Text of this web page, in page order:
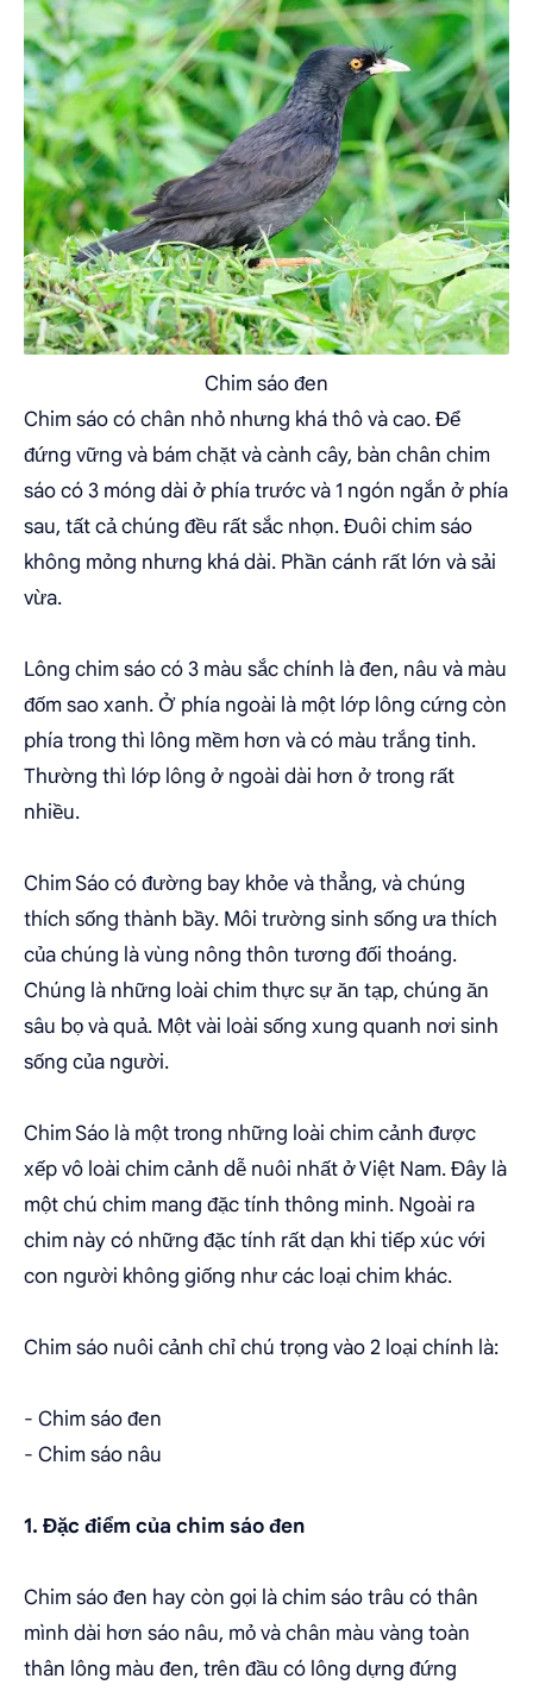
Chim sáo đen
Chim sáo có chân nhỏ nhưng khá thô và cao. Để
đứng vững và bám chặt và cành cây, bàn chân chim
sáo có 3 móng dài ở phía trước và 1 ngón ngắn ở phía
sau, tất cả chúng đều rất sắc nhọn. Đuôi chim sáo
không mỏng nhưng khá dài. Phần cánh rất lớn và sải
vừa.
Lông chim sáo có 3 màu sắc chính là đen, nâu và màu
đốm sao xanh. Ở phía ngoài là một lớp lông cứng còn
phía trong thì lông mềm hơn và có màu trắng tinh.
Thường thì lớp lông ở ngoài dài hơn ở trong rất
nhiều.
Chim Sáo có đường bay khỏe và thẳng, và chúng
thích sống thành bầy. Môi trường sinh sống ưa thích
của chúng là vùng nông thôn tương đối thoáng.
Chúng là những loài chim thực sự ăn tạp, chúng ăn
sâu bọ và quả. Một vài loài sống xung quanh nơi sinh
sống của người.
Chim Sáo là một trong những loài chim cảnh được
xếp vô loài chim cảnh dễ nuôi nhất ở Việt Nam. Đây là
một chú chim mang đặc tính thông minh. Ngoài ra
chim này có những đặc tính rất dạn khi tiếp xúc với
con người không giống như các loại chim khác.
Chim sáo nuôi cảnh chỉ chú trọng vào 2 loại chính là:
- Chim sáo đen
- Chim sáo nâu
1. Đặc điểm của chim sáo đen
Chim sáo đen hay còn gọi là chim sáo trâu có thân
mình dài hơn sáo nâu, mỏ và chân màu vàng toàn
thân lông màu đen, trên đầu có lông dựng đứng